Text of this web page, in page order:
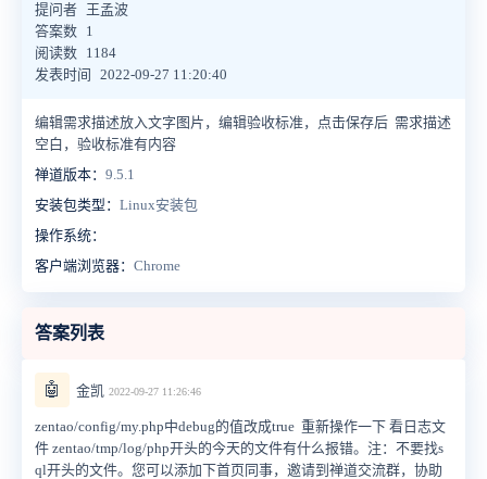
提问者 王孟波
答案数 1
阅读数 1184
发表时间
2022-09-27 11:20:40
编辑需求描述放入文字图片，编辑验收标准，点击保存后 需求描述
空白，验收标准有内容
禅道版本： 9.5.1
安装包类型： Linux安装包
操作系统：
客户端浏览器： Chrome
答案列表
🤖 金凯 2022-09-27 11:26:46
zentao/config/my.php中debug的值改成true 重新操作一下 看日志文
件 zentao/tmp/log/php开头的今天的文件有什么报错。注：不要找s
ql开头的文件。您可以添加下首页同事，邀请到禅道交流群，协助